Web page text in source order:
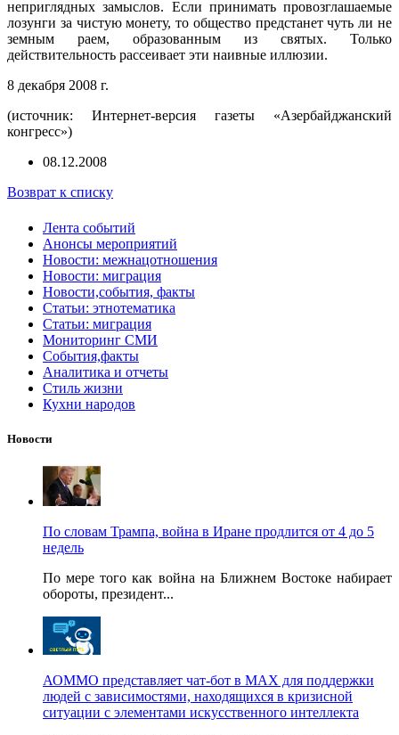
неприглядных замыслов. Если принимать провозглашаемые
лозунги за чистую монету, то общество предстанет чуть ли не
земным раем, образованным из святых. Только
действительность рассеивает эти наивные иллюзии.
8 декабря 2008 г.
(источник: Интернет-версия газеты «Азербайджанский
конгресс»)
08.12.2008
Возврат к списку
Лента событий
Анонсы мероприятий
Новости: межнацотношения
Новости: миграция
Новости,события, факты
Статьи: этнотематика
Статьи: миграция
Мониторинг СМИ
События,факты
Аналитика и отчеты
Стиль жизни
Кухни народов
Новости
По словам Трампа, война в Иране продлится от 4 до 5
недель
По мере того как война на Ближнем Востоке набирает
обороты, президент...
АОММО представляет чат-бот в MAX для поддержки
людей с зависимостями, находящихся в кризисной
ситуации с элементами искусственного интеллекта